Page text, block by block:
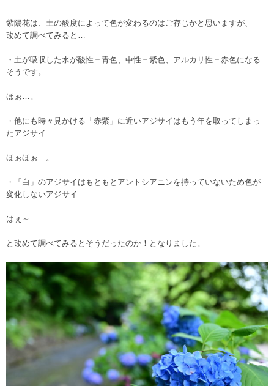
紫陽花は、土の酸度によって色が変わるのはご存じかと思いますが、
改めて調べてみると…
・土が吸収した水が酸性＝青色、中性＝紫色、アルカリ性＝赤色になる
そうです。
ほぉ…。
・他にも時々見かける「赤紫」に近いアジサイはもう年を取ってしまっ
たアジサイ
ほぉほぉ…。
・「白」のアジサイはもともとアントシアニンを持っていないため色が
変化しないアジサイ
はぇ～
と改めて調べてみるとそうだったのか！となりました。